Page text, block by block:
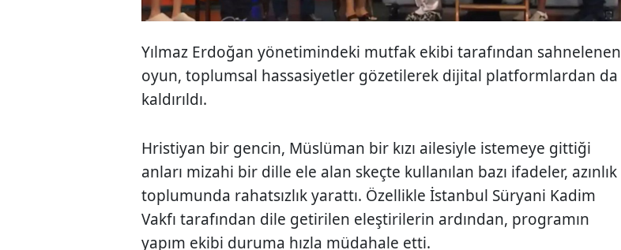
Yılmaz Erdoğan yönetimindeki mutfak ekibi tarafından sahnelenen
oyun, toplumsal hassasiyetler gözetilerek dijital platformlardan da
kaldırıldı.
Hristiyan bir gencin, Müslüman bir kızı ailesiyle istemeye gittiği
anları mizahi bir dille ele alan skeçte kullanılan bazı ifadeler, azınlık
toplumunda rahatsızlık yarattı. Özellikle İstanbul Süryani Kadim
Vakfı tarafından dile getirilen eleştirilerin ardından, programın
yapım ekibi duruma hızla müdahale etti.